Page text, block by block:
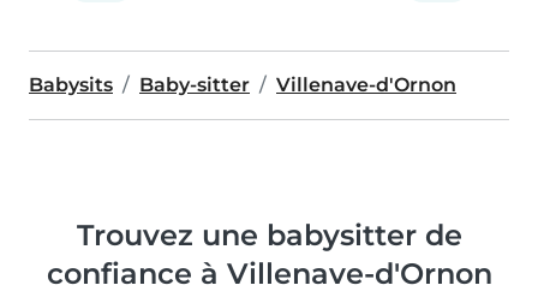
Babysits Baby-sitter Villenave-d'Ornon
Trouvez une babysitter de
confiance à Villenave-d'Ornon